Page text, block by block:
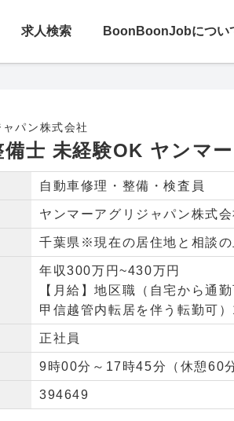
・アルバイトを探す
求人検索 BoonBoonJobについ
パン株式会社
備士 未経験OK ヤンマ
自動車修理・整備・検査員
ヤンマーアグリジャパン株式
千葉県※現在の居住地と相談の
年収300万円~430万円
【月給】地区職（自宅から通
甲信越管内転居を伴う転勤可
正社員
9時00分～17時45分（休憩60
394649